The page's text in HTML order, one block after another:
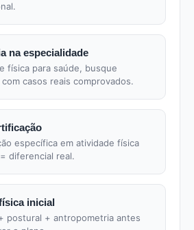
na especialidade
física para saúde, busque
casos reais comprovados.
específica em atividade física
diferencial real.
inicial
postural + antropometria antes